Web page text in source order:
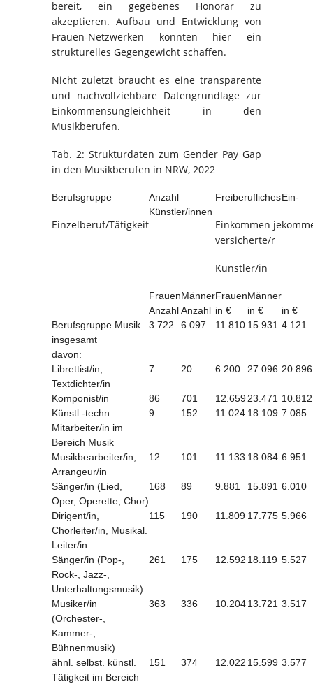
bereit, ein gegebenes Honorar zu
akzeptieren. Aufbau und Entwicklung von
Frauen-Netzwerken könnten hier ein
strukturelles Gegengewicht schaffen.
Nicht zuletzt braucht es eine transparente
und nachvollziehbare Datengrundlage zur
Einkommensungleichheit in den
Musikberufen.
Tab. 2: Strukturdaten zum Gender Pay Gap
in den Musikberufen in NRW, 2022
Berufsgruppe
Einzelberuf/Tätigkeit
Anzahl
Künstler/innen
Freiberufliches
Einkommen je
versicherte/r
Künstler/in
Ein-
FrauenMännerFrauenMänner
AnzahlAnzahl in € in €
in €
Berufsgruppe Musik
insgesamt
3.722 6.097 11.810 15.931 4.121
davon:
Librettist/in,
Textdichter/in
7 20 6.200 27.096 20.896
Komponist/in 86 701 12.65923.471 10.812
Künstl.-techn.
Mitarbeiter/in im
Bereich Musik
9 152 11.024 18.109 7.085
Musikbearbeiter/in,
Arrangeur/in
12 101 11.133 18.084 6.951
Sänger/in (Lied,
Oper, Operette, Chor)
168 89 9.881 15.891 6.010
Dirigent/in,
Chorleiter/in, Musikal.
Leiter/in
115 190 11.809 17.775 5.966
Sänger/in (Pop-,
Rock-, Jazz-,
Unterhaltungsmusik)
261 175 12.592 18.119 5.527
Musiker/in
(Orchester-,
Kammer-,
Bühnenmusik)
363 336 10.20413.721 3.517
ähnl. selbst. künstl.
Tätigkeit im Bereich
151 374 12.022 15.599 3.577